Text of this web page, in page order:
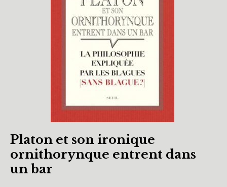
Platon et son ironique
ornithorynque entrent dans
un bar